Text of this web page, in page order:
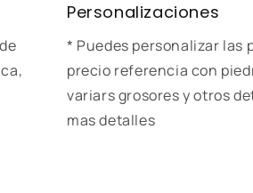
Personalizaciones
* Puedes personalizar las
precio referencia con
variars grosores y otros
mas detalles